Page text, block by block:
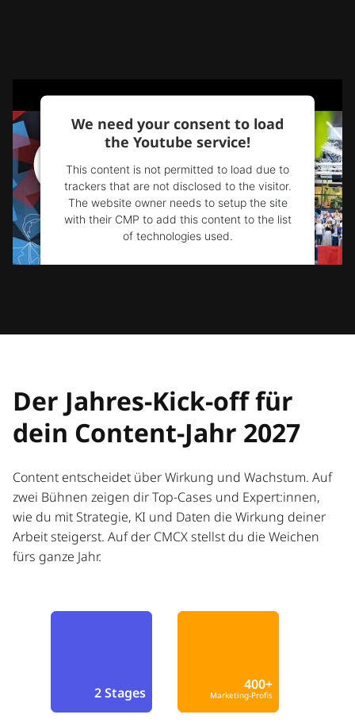
We need your consent to load
the Youtube service!
This content is not permitted to load due to
trackers that are not disclosed to the visitor.
The website owner needs to setup the site
with their CMP to add this content to the list
of technologies used.
Powered byUsercentrics Consent
Der Jahres-Kick-off für
dein Content-Jahr 2027
Content entscheidet über Wirkung und Wachstum. Auf
zwei Bühnen zeigen dir Top-Cases und Expert:innen,
wie du mit Strategie, KI und Daten die Wirkung deiner
Arbeit steigerst. Auf der CMCX stellst du die Weichen
fürs ganze Jahr.
2 Stages 400+
Marketing-Profis